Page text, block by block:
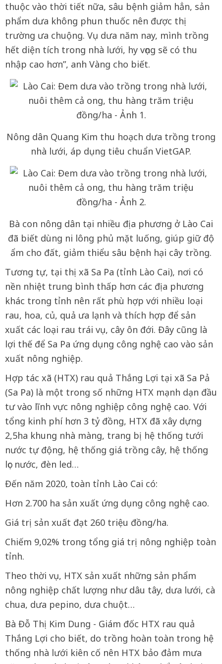
thuộc vào thời tiết nữa, sâu bệnh giảm hẳn, sản
phẩm dưa không phun thuốc nên được thị
trường ưa chuộng. Vụ dưa năm nay, mình trồng
hết diện tích trong nhà lưới, hy vọng sẽ có thu
nhập cao hơn”, anh Vàng cho biết.
Nông dân Quang Kim thu hoạch dưa trồng trong
nhà lưới, áp dụng tiêu chuẩn VietGAP.
Bà con nông dân tại nhiều địa phương ở Lào Cai
đã biết dùng ni lông phủ mặt luống, giúp giữ độ
ẩm cho đất, giảm thiểu sâu bệnh hại cây trồng.
Tương tự, tại thị xã Sa Pa (tỉnh Lào Cai), nơi có
nền nhiệt trung bình thấp hơn các địa phương
khác trong tỉnh nên rất phù hợp với nhiều loại
rau, hoa, củ, quả ưa lạnh và thích hợp để sản
xuất các loại rau trái vụ, cây ôn đới. Đây cũng là
lợi thế để Sa Pa ứng dụng công nghệ cao vào sản
xuất nông nghiệp.
Hợp tác xã (HTX) rau quả Thắng Lợi tại xã Sa Pả
(Sa Pa) là một trong số những HTX mạnh dạn đầu
tư vào lĩnh vực nông nghiệp công nghệ cao. Với
tổng kinh phí hơn 3 tỷ đồng, HTX đã xây dựng
2,5ha khung nhà màng, trang bị hệ thống tưới
nước tự động, hệ thống giá trồng cây, hệ thống
lọc nước, đèn led…
Đến năm 2020, toàn tỉnh Lào Cai có:
Hơn 2.700 ha sản xuất ứng dụng công nghệ cao.
Giá trị sản xuất đạt 260 triệu đồng/ha.
Chiếm 9,02% trong tổng giá trị nông nghiệp toàn
tỉnh.
Theo thời vụ, HTX sản xuất những sản phẩm
nông nghiệp chất lượng như dâu tây, dưa lưới, cà
chua, dưa pepino, dưa chuột…
Bà Đỗ Thị Kim Dung - Giám đốc HTX rau quả
Thắng Lợi cho biết, do trồng hoàn toàn trong hệ
thống nhà lưới kiên cố nên HTX bảo đảm mưa